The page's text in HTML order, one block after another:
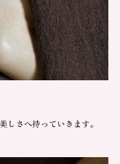
しさへ持っていきます。